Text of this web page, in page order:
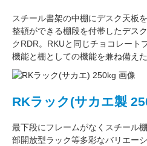
スチール書架の中棚にデスク天板
整頓ができる棚段を付帯したデス
クRDR。RKUと同じチョコレート
機能と棚としての機能を兼ね備え
RKラック(サカエ製
最下段にフレームがなくスチール
部開放型ラック等多彩なバリエー